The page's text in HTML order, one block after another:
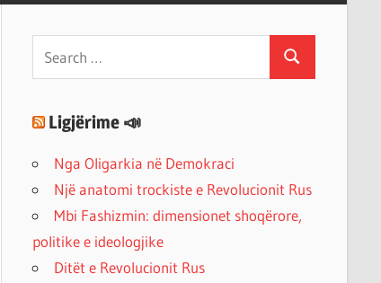
Search
Ligjërime 📣
Nga Oligarkia në Demokraci
Një anatomi trockiste e Revolucionit Rus
Mbi Fashizmin: dimensionet shoqërore,
politike e ideologjike
Ditët e Revolucionit Rus